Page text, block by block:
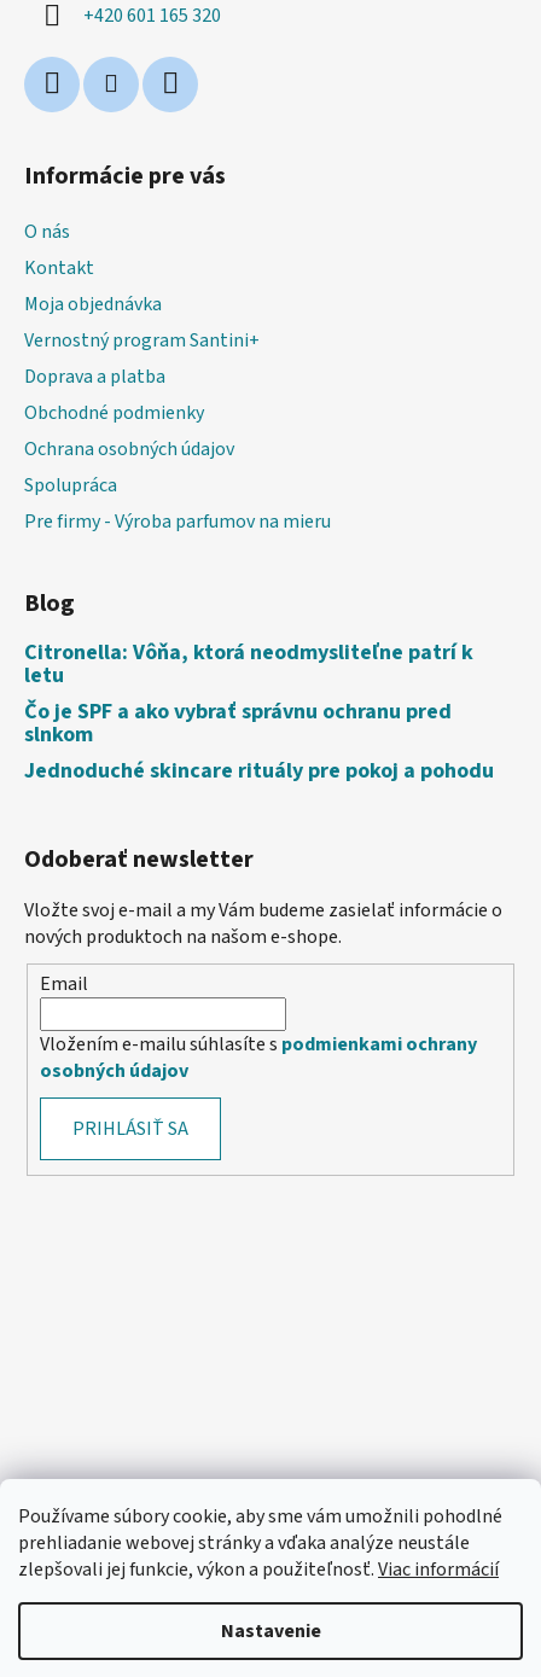
Používame súbory cookie, aby sme vám umožnili pohodlné
prehliadanie webovej stránky a vďaka analýze neustále
zlepšovali jej funkcie, výkon a použiteľnosť.Viac informácií
Nastavenie
+420 601 165 320
Informácie pre vás
O nás
Kontakt
Moja objednávka
Vernostný program Santini+
Doprava a platba
Obchodné podmienky
Ochrana osobných údajov
Spolupráca
Pre firmy - Výroba parfumov na mieru
Blog
Citronella: Vôňa, ktorá neodmysliteľne patrí k
letu
Čo je SPF a ako vybrať správnu ochranu pred
slnkom
Jednoduché skincare rituály pre pokoj a pohodu
Odoberať newsletter
Vložte svoj e-mail a my Vám budeme zasielať informácie o
nových produktoch na našom e-shope.
Email
Vložením e-mailu súhlasíte s podmienkami ochrany
osobných údajov
PRIHLÁSIŤ SA